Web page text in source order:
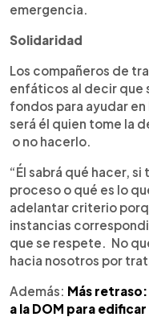
emergencia.
Solidaridad
Los compañeros de
enfáticos al decir que
fondos para ayudar
será él quien tome la
o no hacerlo.
“Él sabrá qué hacer,
proceso o qué es lo
adelantar criterio
instancias
que se respete. No
hacia nosotros por
Además: Más
a la DOM para